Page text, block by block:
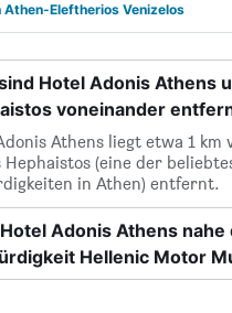
Athen-Eleftherios Venizelos
Hotel Adonis Athens
voneinander
Athens liegt etwa 1 km
Hephaistos (eine der
in Athen) entfernt.
Adonis Athens nahe
Hellenic Motor